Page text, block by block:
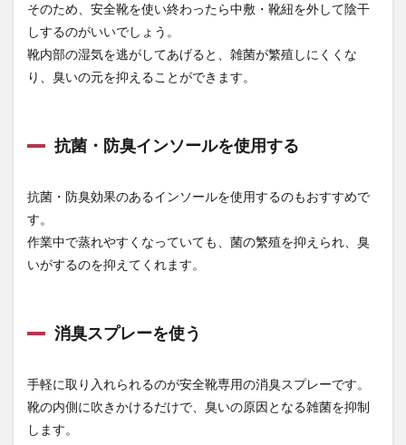
そのため、安全靴を使い終わったら中敷・靴紐を外して陰干
しするのがいいでしょう。
靴内部の湿気を逃がしてあげると、雑菌が繁殖しにくくな
り、臭いの元を抑えることができます。
抗菌・防臭インソールを使用する
抗菌・防臭効果のあるインソールを使用するのもおすすめで
す。
作業中で蒸れやすくなっていても、菌の繁殖を抑えられ、臭
いがするのを抑えてくれます。
消臭スプレーを使う
手軽に取り入れられるのが安全靴専用の消臭スプレーです。
靴の内側に吹きかけるだけで、臭いの原因となる雑菌を抑制
します。